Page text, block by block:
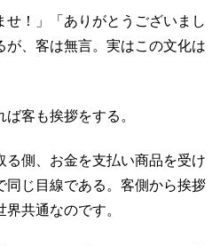
せ！」「ありがとうございまし
が、客は無言。実はこの文化は
客も挨拶をする。
る側、お金を支払い商品を受け
同じ目線である。客側から挨拶
共通なのです。